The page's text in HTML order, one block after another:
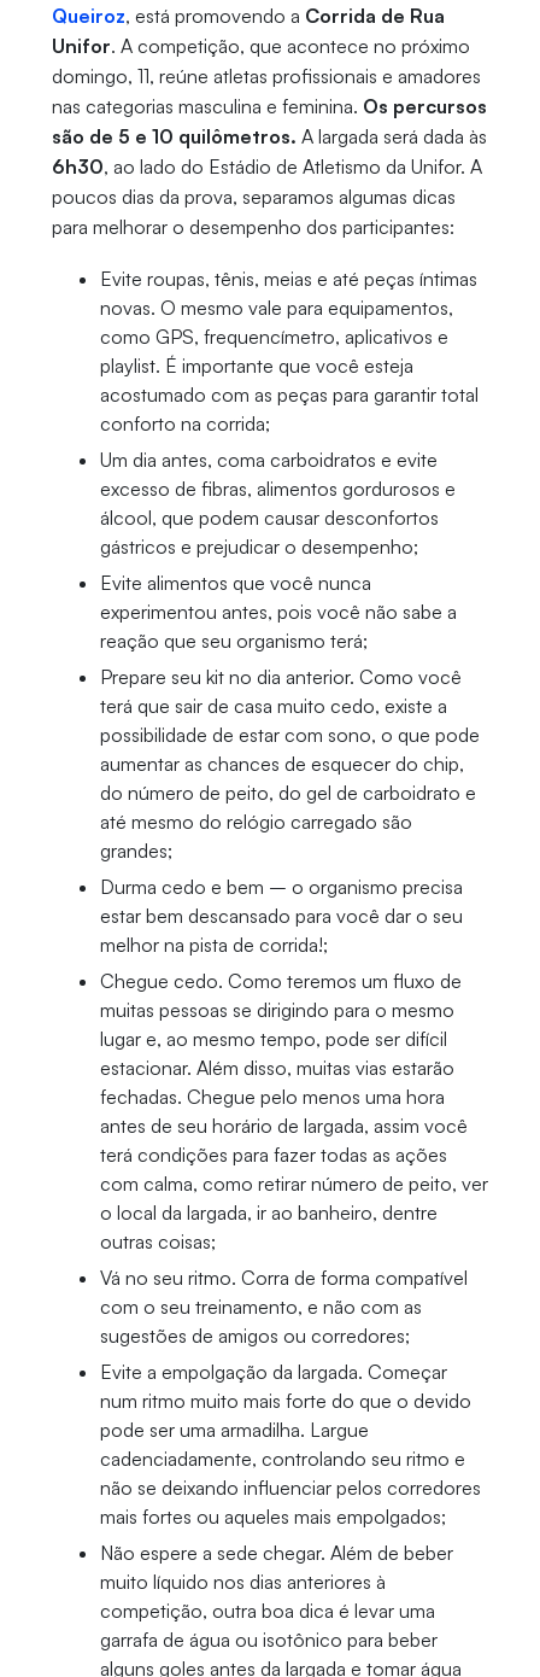
Queiroz, está promovendo a Corrida de Rua
Unifor. A competição, que acontece no próximo
domingo, 11, reúne atletas profissionais e amadores
nas categorias masculina e feminina. Os percursos
são de 5 e 10 quilômetros. A largada será dada às
6h30, ao lado do Estádio de Atletismo da Unifor. A
poucos dias da prova, separamos algumas dicas
para melhorar o desempenho dos participantes:
Evite roupas, tênis, meias e até peças íntimas
novas. O mesmo vale para equipamentos,
como GPS, frequencímetro, aplicativos e
playlist. É importante que você esteja
acostumado com as peças para garantir total
conforto na corrida;
Um dia antes, coma carboidratos e evite
excesso de fibras, alimentos gordurosos e
álcool, que podem causar desconfortos
gástricos e prejudicar o desempenho;
Evite alimentos que você nunca
experimentou antes, pois você não sabe a
reação que seu organismo terá;
Prepare seu kit no dia anterior. Como você
terá que sair de casa muito cedo, existe a
possibilidade de estar com sono, o que pode
aumentar as chances de esquecer do chip,
do número de peito, do gel de carboidrato e
até mesmo do relógio carregado são
grandes;
Durma cedo e bem – o organismo precisa
estar bem descansado para você dar o seu
melhor na pista de corrida!;
Chegue cedo. Como teremos um fluxo de
muitas pessoas se dirigindo para o mesmo
lugar e, ao mesmo tempo, pode ser difícil
estacionar. Além disso, muitas vias estarão
fechadas. Chegue pelo menos uma hora
antes de seu horário de largada, assim você
terá condições para fazer todas as ações
com calma, como retirar número de peito, ver
o local da largada, ir ao banheiro, dentre
outras coisas;
Vá no seu ritmo. Corra de forma compatível
com o seu treinamento, e não com as
sugestões de amigos ou corredores;
Evite a empolgação da largada. Começar
num ritmo muito mais forte do que o devido
pode ser uma armadilha. Largue
cadenciadamente, controlando seu ritmo e
não se deixando influenciar pelos corredores
mais fortes ou aqueles mais empolgados;
Não espere a sede chegar. Além de beber
muito líquido nos dias anteriores à
competição, outra boa dica é levar uma
garrafa de água ou isotônico para beber
alguns goles antes da largada e tomar água